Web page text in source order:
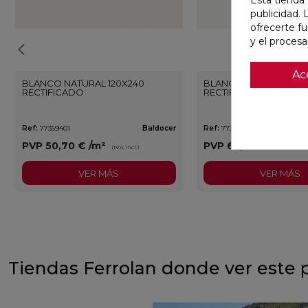
BLANCO NATURAL 120X240
RECTIFICADO
Ref: 77359401 Baldocer
PVP 50,70 € /m² (IVA incl.)
VER MÁS
BLANCO PULIDO
RECTIFICADO
Ref: 77359406
PVP 62,80 €
VER MÁS
Tiendas Ferrolan donde ver este
publicidad.
ofrecerte
y el